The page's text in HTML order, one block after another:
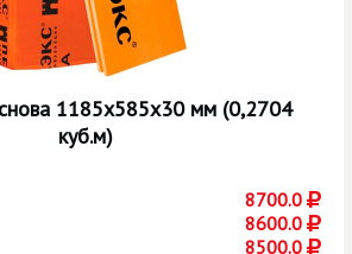
1185х585х30 мм (0,2704
куб.м)
8700.0
8600.0
8500.0